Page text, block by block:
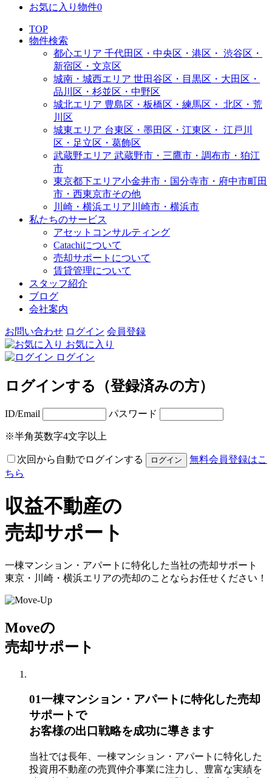
お気に入り物件0
TOP
物件検索
都心エリア 千代田区・中央区・港区・ 渋谷区・
新宿区・文京区
城南・城西エリア 世田谷区・目黒区・大田区・
品川区・杉並区・中野区
城北エリア 豊島区・板橋区・練馬区・ 北区・荒
川区
城東エリア 台東区・墨田区・江東区・ 江戸川
区・足立区・葛飾区
武蔵野エリア 武蔵野市・三鷹市・調布市・ 狛江
市
東京都下エリア小金井市・国分寺市・府中市町田
市・西東京市その他
川崎・横浜エリア 川崎市・横浜市
私たちのサービス
アセットコンサルティング
Catachiについて
売却サポートについて
賃貸管理について
スタッフ紹介
ブログ
会社案内
お問い合わせ ログイン 会員登録
お気に入り
ログイン
ログインする（登録済みの方）
ID/Email パスワード
※半角英数字4文字以上
次回から自動でログインする
無料会員登録はこ
ちら
収益不動産の
売却サポート
一棟マンション・アパートに特化した当社の売却サポート
東京・川崎・横浜エリアの売却のことならお任せください！
Moveの
売却サポート
01一棟マンション・アパートに特化した売却
サポートで
お客様の出口戦略を成功に導きます
当社では長年、一棟マンション・アパートに特化した
投資用不動産の売買仲介事業に注力し、豊富な実績を